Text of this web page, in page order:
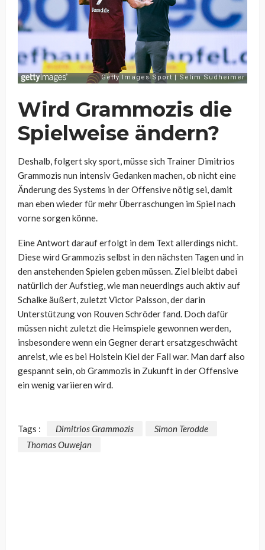
Wird Grammozis die
Spielweise ändern?
Deshalb, folgert sky sport, müsse sich Trainer Dimitrios
Grammozis nun intensiv Gedanken machen, ob nicht eine
Änderung des Systems in der Offensive nötig sei, damit
man eben wieder für mehr Überraschungen im Spiel nach
vorne sorgen könne.
Eine Antwort darauf erfolgt in dem Text allerdings nicht.
Diese wird Grammozis selbst in den nächsten Tagen und in
den anstehenden Spielen geben müssen. Ziel bleibt dabei
natürlich der Aufstieg, wie man neuerdings auch aktiv auf
Schalke äußert, zuletzt Victor Palsson, der darin
Unterstützung von Rouven Schröder fand. Doch dafür
müssen nicht zuletzt die Heimspiele gewonnen werden,
insbesondere wenn ein Gegner derart ersatzgeschwächt
anreist, wie es bei Holstein Kiel der Fall war. Man darf also
gespannt sein, ob Grammozis in Zukunft in der Offensive
ein wenig variieren wird.
Tags : Dimitrios Grammozis
Simon Terodde
Thomas Ouwejan